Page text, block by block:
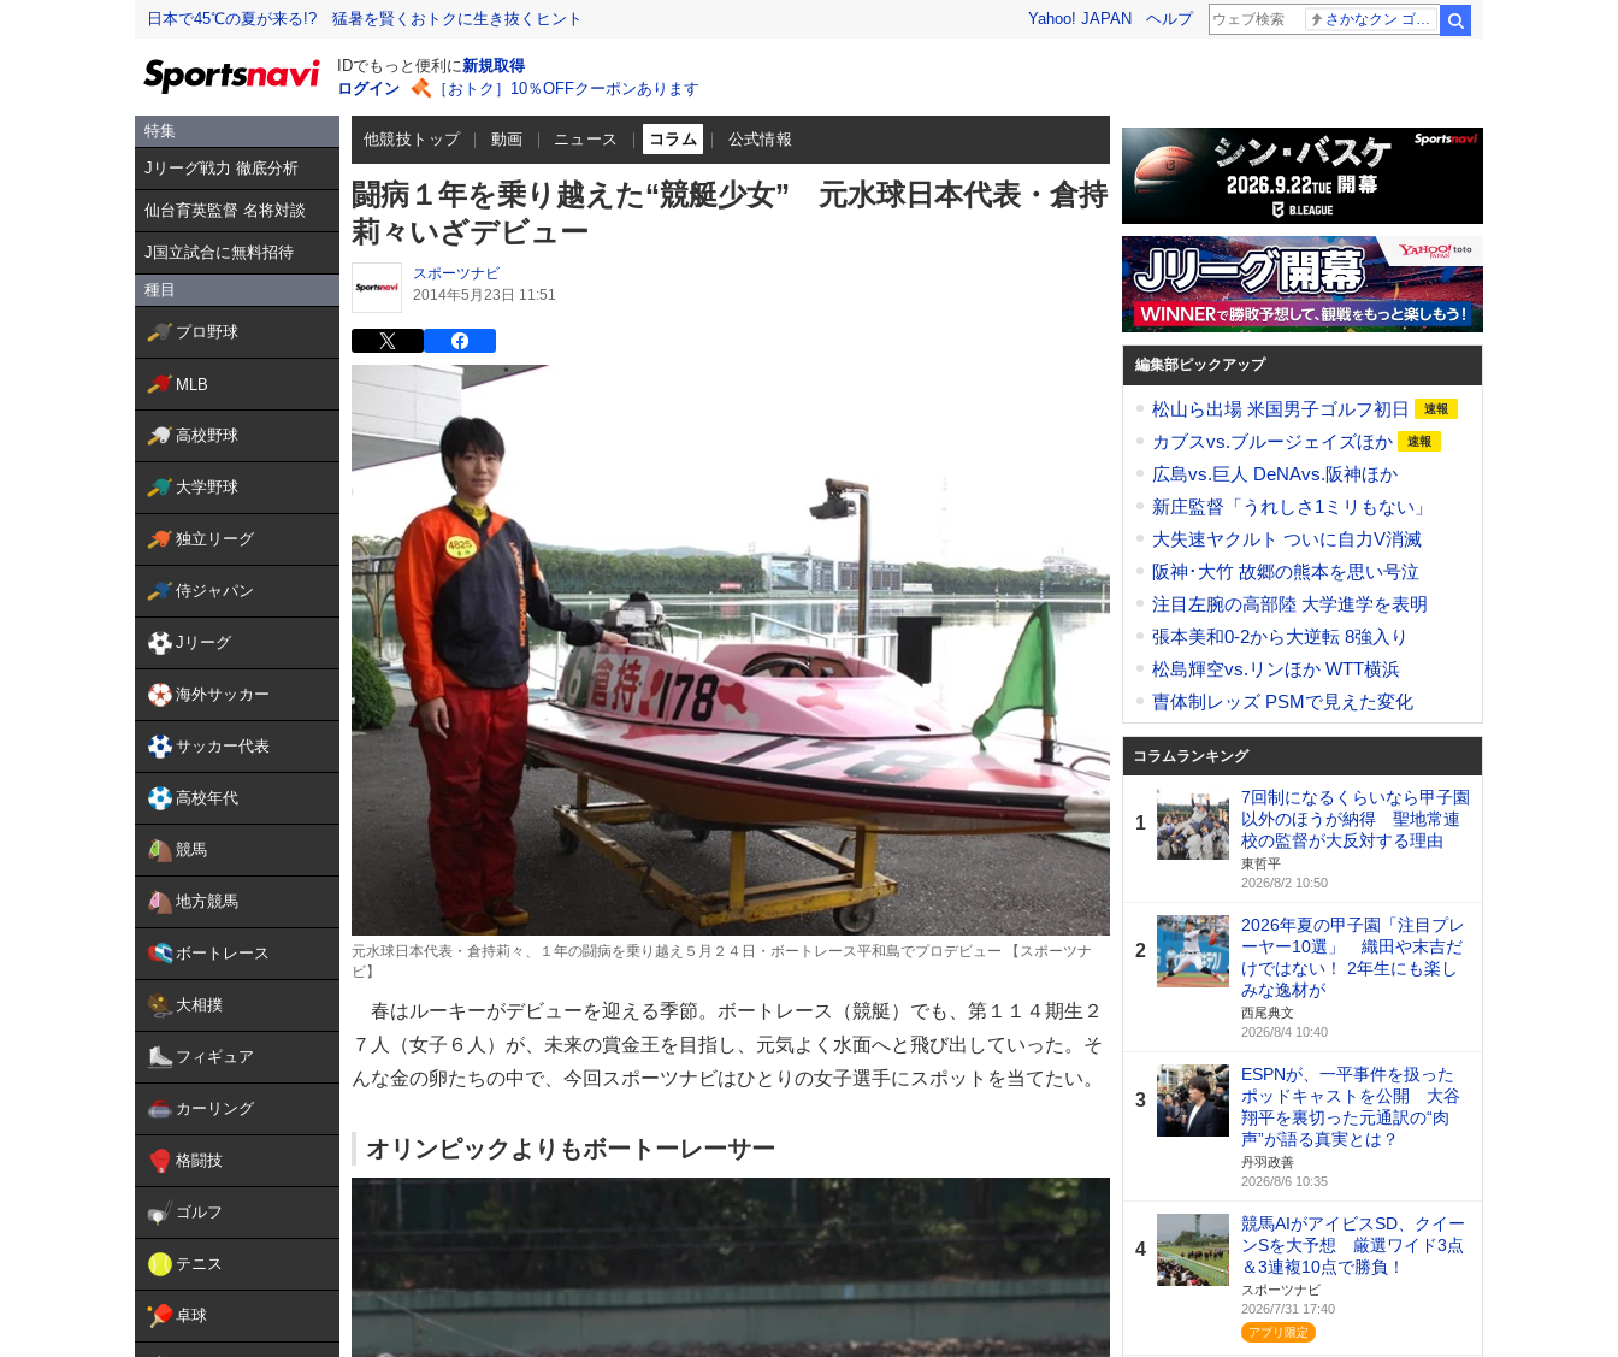
日本で45℃の夏が来る!? 猛暑を賢くおトクに生き抜くヒント Yahoo! JAPAN ヘルプ
IDでもっと便利に新規取得
ログイン
［おトク］10％OFFクーポンあります
特集
Jリーグ戦力 徹底分析
仙台育英監督 名将対談
J国立試合に無料招待
種目
プロ野球
MLB
高校野球
大学野球
独立リーグ
侍ジャパン
Jリーグ
海外サッカー
サッカー代表
高校年代
競馬
地方競馬
ボートレース
大相撲
フィギュア
カーリング
格闘技
ゴルフ
テニス
卓球
他競技トップ 動画 ニュース コラム 公式情報
闘病１年を乗り越えた“競艇少女” 元水球日本代表・倉持
莉々いざデビュー
スポーツナビ
2014年5月23日 11:51
元水球日本代表・倉持莉々、１年の闘病を乗り越え５月２４日・ボートレース平和島でプロデビュー 【スポーツナ
ビ】
春はルーキーがデビューを迎える季節。ボートレース（競艇）でも、第１１４期生２
７人（女子６人）が、未来の賞金王を目指し、元気よく水面へと飛び出していった。そ
んな金の卵たちの中で、今回スポーツナビはひとりの女子選手にスポットを当てたい。
オリンピックよりもボートーレーサー
編集部ピックアップ
松山ら出場 米国男子ゴルフ初日
カブスvs.ブルージェイズほか
広島vs.巨人 DeNAvs.阪神ほか
新庄監督「うれしさ1ミリもない」
大失速ヤクルト ついに自力V消滅
阪神･大竹 故郷の熊本を思い号泣
注目左腕の高部陸 大学進学を表明
張本美和0-2から大逆転 8強入り
松島輝空vs.リンほか WTT横浜
曺体制レッズ PSMで見えた変化
コラムランキング
1
7回制になるくらいなら甲子園
以外のほうが納得 聖地常連
校の監督が大反対する理由
東哲平
2026/8/2 10:50
2
2026年夏の甲子園「注目プレ
ーヤー10選」 織田や末吉だ
けではない！ 2年生にも楽し
みな逸材が
西尾典文
2026/8/4 10:40
3
ESPNが、一平事件を扱った
ポッドキャストを公開 大谷
翔平を裏切った元通訳の“肉
声”が語る真実とは？
丹羽政善
2026/8/6 10:35
4
競馬AIがアイビスSD、クイー
ンSを大予想 厳選ワイド3点
＆3連複10点で勝負！
スポーツナビ
2026/7/31 17:40